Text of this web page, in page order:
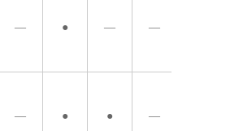
— ● — —
— ● ● —